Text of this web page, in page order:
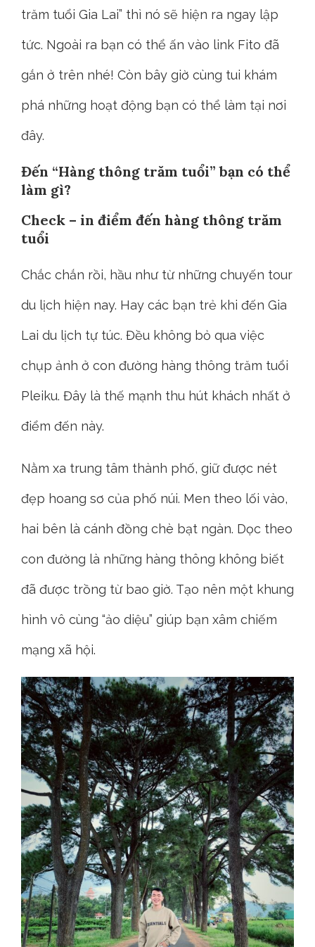
trăm tuổi Gia Lai” thì nó sẽ hiện ra ngay lập
tức. Ngoài ra bạn có thể ấn vào link Fito đã
gắn ở trên nhé! Còn bây giờ cùng tui khám
phá những hoạt động bạn có thể làm tại nơi
đây.
Đến “Hàng thông trăm tuổi” bạn có thể
làm gì?
Check – in điểm đến hàng thông trăm
tuổi
Chắc chắn rồi, hầu như từ những chuyến tour
du lịch hiện nay. Hay các bạn trẻ khi đến Gia
Lai du lịch tự túc. Đều không bỏ qua việc
chụp ảnh ở con đường hàng thông trăm tuổi
Pleiku. Đây là thế mạnh thu hút khách nhất ở
điểm đến này.
Nằm xa trung tâm thành phố, giữ được nét
đẹp hoang sơ của phố núi. Men theo lối vào,
hai bên là cánh đồng chè bạt ngàn. Dọc theo
con đường là những hàng thông không biết
đã được trồng từ bao giờ. Tạo nên một khung
hình vô cùng “ảo diệu” giúp bạn xâm chiếm
mạng xã hội.